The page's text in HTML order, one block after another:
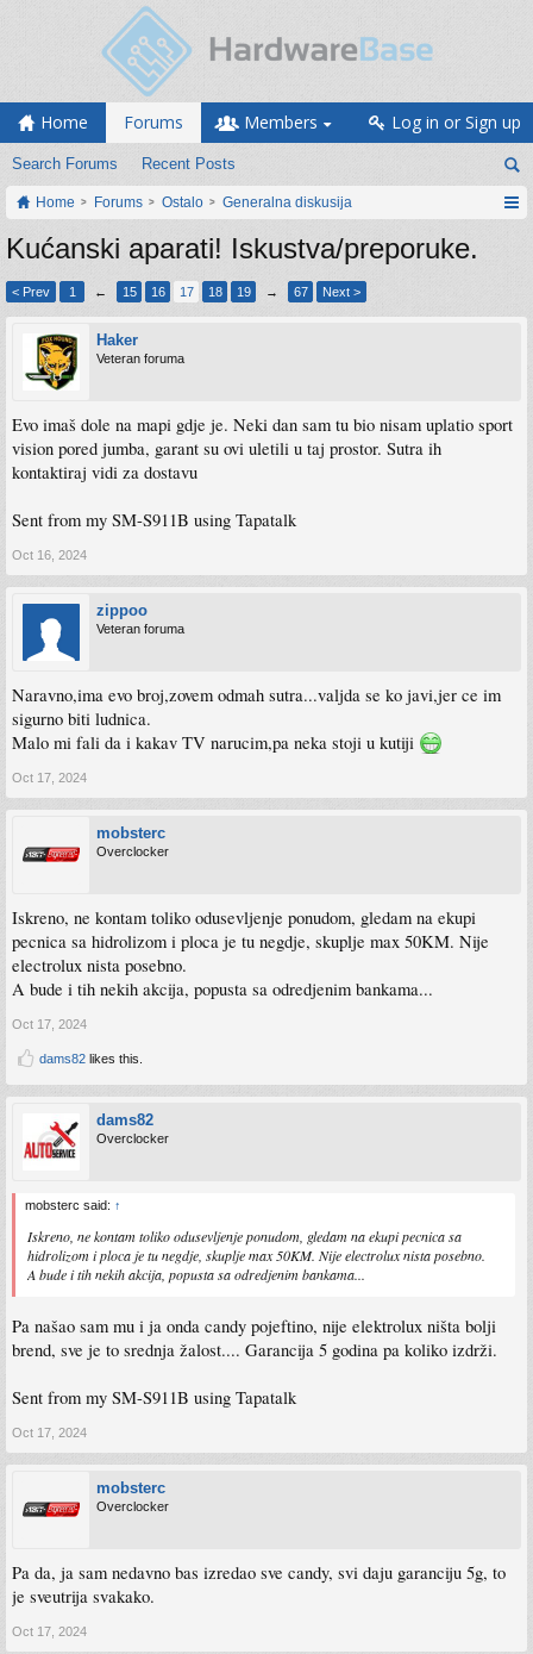
Home Forums
Search Forums Recent Posts
Members Log in or Sign up
Home Forums Ostalo Generalna diskusija
Kućanski aparati! Iskustva/preporuke.
< Prev 1 ← 15 16 17 18 19 → 67 Next >
Haker
Veteran foruma
Evo imaš dole na mapi gdje je. Neki dan sam tu bio nisam uplatio sport
vision pored jumba, garant su ovi uletili u taj prostor. Sutra ih
kontaktiraj vidi za dostavu
Sent from my SM-S911B using Tapatalk
Oct 16, 2024
zippoo
Veteran foruma
Naravno,ima evo broj,zovem odmah sutra...valjda se ko javi,jer ce im
sigurno biti ludnica.
Malo mi fali da i kakav TV narucim,pa neka stoji u kutiji
Oct 17, 2024
mobsterc
Overclocker
Iskreno, ne kontam toliko odusevljenje ponudom, gledam na ekupi
pecnica sa hidrolizom i ploca je tu negdje, skuplje max 50KM. Nije
electrolux nista posebno.
A bude i tih nekih akcija, popusta sa odredjenim bankama...
Oct 17, 2024
dams82 likes this.
dams82
Overclocker
mobsterc said: ↑
Iskreno, ne kontam toliko odusevljenje ponudom, gledam na ekupi pecnica sa
hidrolizom i ploca je tu negdje, skuplje max 50KM. Nije electrolux nista posebno.
A bude i tih nekih akcija, popusta sa odredjenim bankama...
Pa našao sam mu i ja onda candy pojeftino, nije elektrolux ništa bolji
brend, sve je to srednja žalost.... Garancija 5 godina pa koliko izdrži.
Sent from my SM-S911B using Tapatalk
Oct 17, 2024
mobsterc
Overclocker
Pa da, ja sam nedavno bas izredao sve candy, svi daju garanciju 5g, to
je sveutrija svakako.
Oct 17, 2024